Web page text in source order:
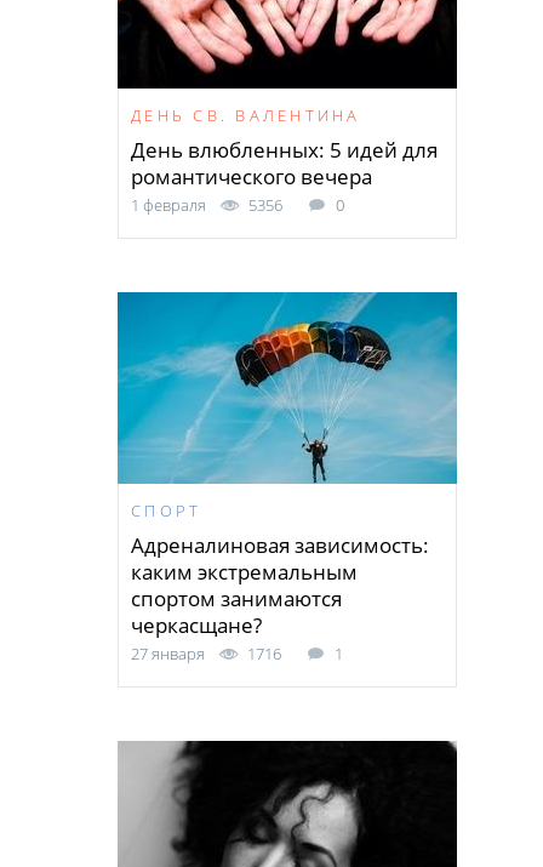
ДЕНЬ СВ. ВАЛЕНТИНА
День влюбленных: 5 идей для
романтического вечера
1 февраля 5356 0
СПОРТ
Адреналиновая зависимость:
каким экстремальным
спортом занимаются
черкасщане?
27 января 1716 1